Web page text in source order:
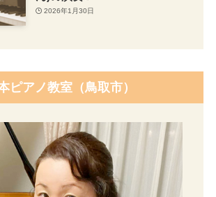
2026年1月30日
ピアノ教室（鳥取市）